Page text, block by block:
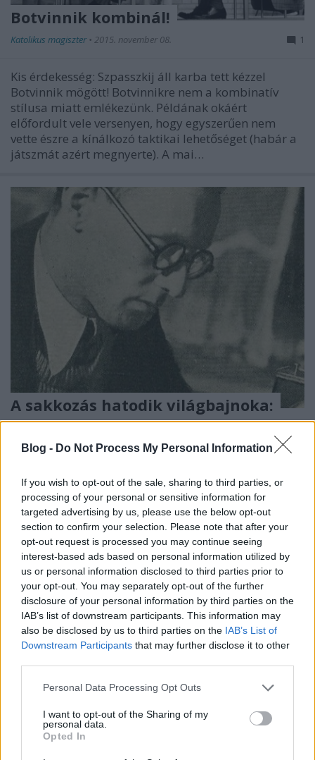
Blog - Do Not Process My Personal Information
If you wish to opt-out of the sale, sharing to third parties, or
processing of your personal or sensitive information for
targeted advertising by us, please use the below opt-out
section to confirm your selection. Please note that after your
opt-out request is processed you may continue seeing
interest-based ads based on personal information utilized by
us or personal information disclosed to third parties prior to
your opt-out. You may separately opt-out of the further
disclosure of your personal information by third parties on the
IAB’s list of downstream participants. This information may
also be disclosed by us to third parties on the IAB’s List of
Downstream Participants that may further disclose it to other
Please note that this website/app uses one or more Google
not limited to your visit or usage behaviour. You may click to
grant or deny consent to Google and its third-party tags to
use your data for below specified purposes in below Google
Personal Data Processing Opt Outs
I want to opt-out of the Sharing of my
personal data.
Opted In
Botvinnik kombinál!
Katolikus magiszter • 2015. november 08. 1
Kis érdekesség: Szpasszkij áll karba tett kézzel
Botvinnik mögött! Botvinnikre nem a kombinatív
stílusa miatt emlékezünk. Példának okáért
előfordult vele versenyen, hogy egyszerűen nem
vette észre a kínálkozó taktikai lehetőséget (habár a
játszmát azért megnyerte). A mai…
A sakkozás hatodik világbajnoka:
Mihail Botvinnik (II. rész)
Katolikus magiszter• 2015. augusztus 28.
A Nemzetközi Sakkszövetség szabályzata módot
nyújtott arra, hogy a világbajnok - címének
elvesztése esetén - egy éven belül visszavágó páros
mérkőzésre hívhassa ki utódját. Botvinnik élt ezzel a
jogával. A visszavágót Vaszilij Szmiszlov világbajnok
ellen 1958…